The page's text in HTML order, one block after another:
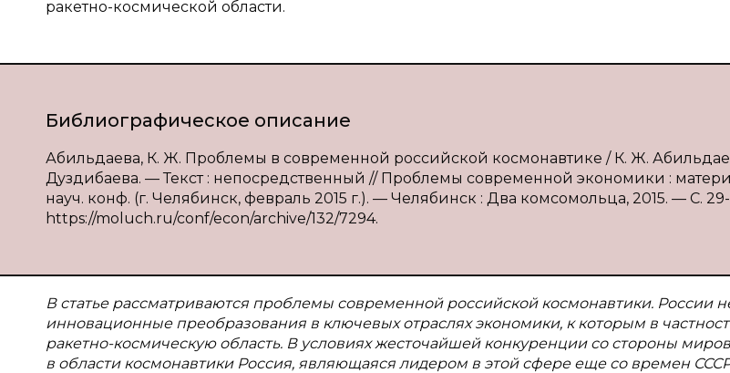
ракетно-космической области.
Библиографическое описание
Абильдаева, К. Ж. Проблемы в современной российской космонавтике / К. Ж.
Дуздибаева. — Текст : непосредственный // Проблемы современной экономики :
науч. конф. (г. Челябинск, февраль 2015 г.). — Челябинск : Два комсомольца, 2015. — С. 29-
https://moluch.ru/conf/econ/archive/132/7294.
В статье рассматриваются проблемы современной российской космонавтики. России
инновационные преобразования в ключевых отраслях экономики, к которым в
ракетно-космическую область. В условиях жесточайшей конкуренции со стороны
в области космонавтики Россия, являющаяся лидером в этой сфере еще со времен